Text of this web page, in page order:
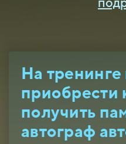
На
приобрести
получить
автограф